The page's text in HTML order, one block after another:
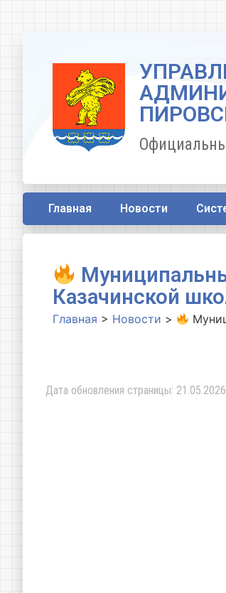
Главная Новости
Казачинской
Главная > Новости >
Дата обновления страницы: 21.05.2026